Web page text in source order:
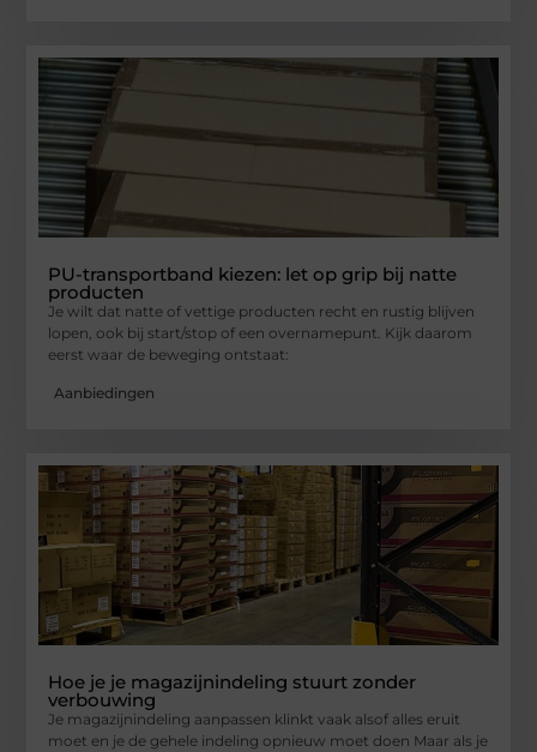
PU-transportband kiezen: let op grip bij natte
producten
Je wilt dat natte of vettige producten recht en rustig blijven
lopen, ook bij start/stop of een overnamepunt. Kijk daarom
eerst waar de beweging ontstaat:
Aanbiedingen
Hoe je je magazijnindeling stuurt zonder
verbouwing
Je magazijnindeling aanpassen klinkt vaak alsof alles eruit
moet en je de gehele indeling opnieuw moet doen Maar als je